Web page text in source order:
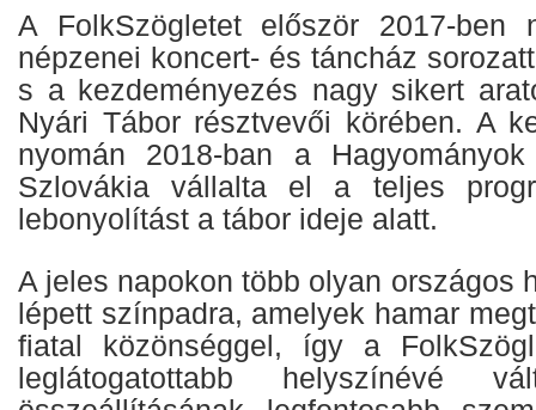
A FolkSzögletet először 2017-ben
népzenei koncert- és táncház
s a kezdeményezés nagy sikert
Nyári Tábor résztvevői körében. A
nyomán 2018-ban a
Szlovákia vállalta el a teljes
lebonyolítást a tábor ideje alatt.
A jeles napokon több olyan országos
lépett színpadra, amelyek hamar
fiatal közönséggel, így a
leglátogatottabb helyszínévé